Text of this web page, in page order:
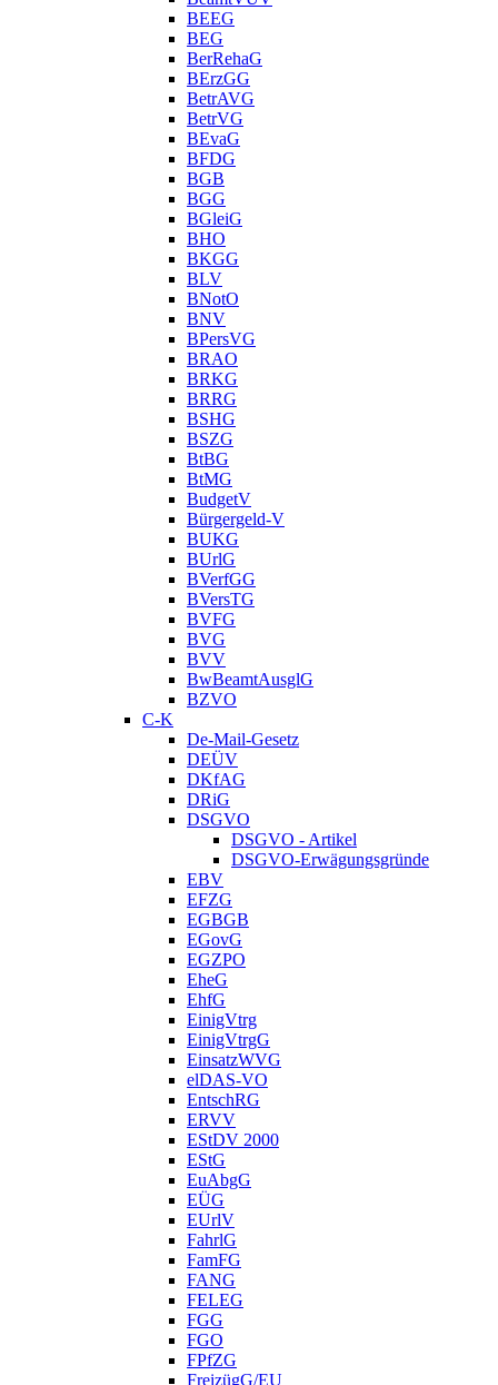
BEEG
BEG
BerRehaG
BErzGG
BetrAVG
BetrVG
BEvaG
BFDG
BGB
BGG
BGleiG
BHO
BKGG
BLV
BNotO
BNV
BPersVG
BRAO
BRKG
BRRG
BSHG
BSZG
BtBG
BtMG
BudgetV
Bürgergeld-V
BUKG
BUrlG
BVerfGG
BVersTG
BVFG
BVG
BVV
BwBeamtAusglG
BZVO
C-K
De-Mail-Gesetz
DEÜV
DKfAG
DRiG
DSGVO
DSGVO - Artikel
DSGVO-Erwägungsgründe
EBV
EFZG
EGBGB
EGovG
EGZPO
EheG
EhfG
EinigVtrg
EinigVtrgG
EinsatzWVG
elDAS-VO
EntschRG
ERVV
EStDV 2000
EStG
EuAbgG
EÜG
EUrlV
FahrlG
FamFG
FANG
FELEG
FGG
FGO
FPfZG
FreizügG/EU